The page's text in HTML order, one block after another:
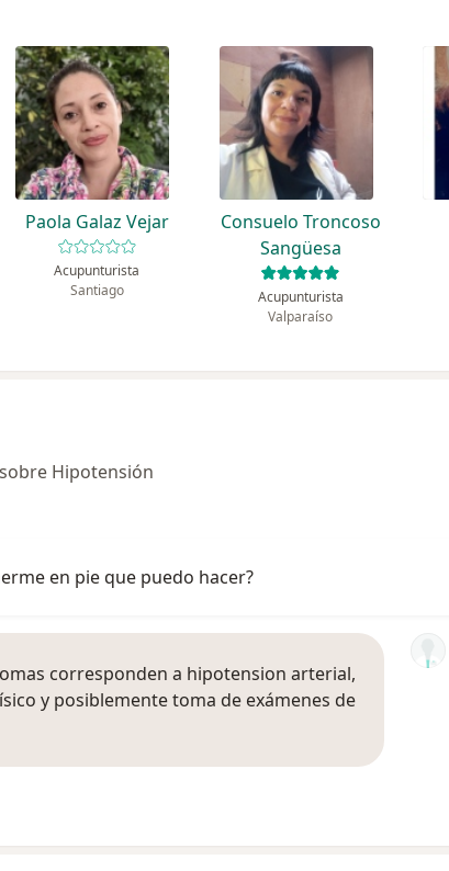
Paola Galaz Vejar
Acupunturista
Santiago
Consuelo Troncoso
Sangüesa
Acupunturista
Valparaíso
Hipotensión
en pie que puedo hacer?
corresponden a hipotension arterial,
y posiblemente toma de exámenes de